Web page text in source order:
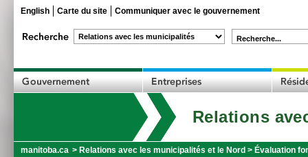
English Carte du site Communiquer avec le gouvernement
Recherche...
Relations
manitoba.ca > Relations avec les municipalités et le Nord > Évaluation